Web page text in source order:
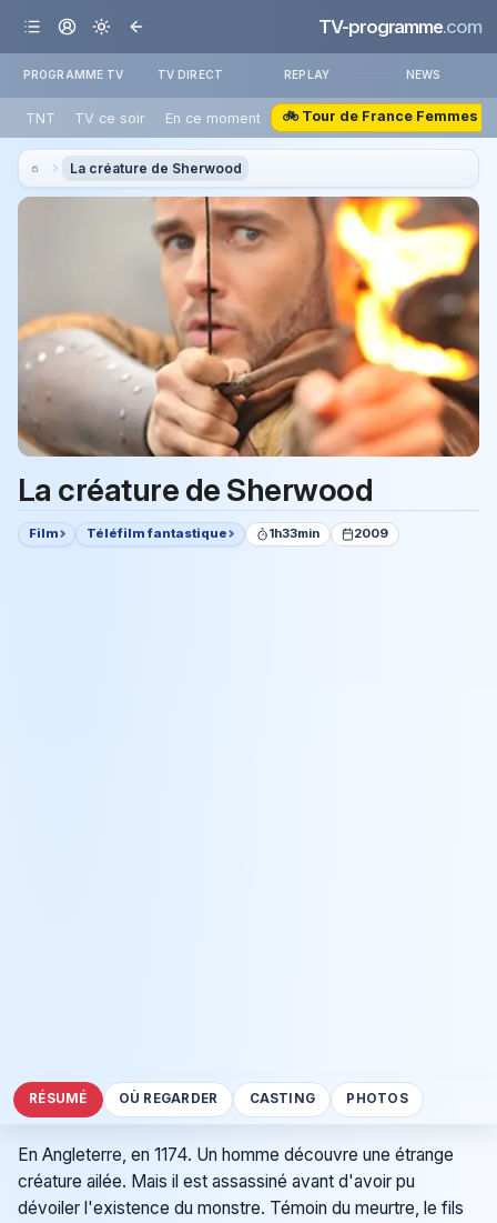
TV-programme.com
PROGRAMME TV TV DIRECT REPLAY NEWS
TNT TV ce soir En ce moment 🚲 Tour de France Femmes
La créature de Sherwood
La créature de Sherwood
Film Téléfilm fantastique 1h33min 2009
RÉSUMÉ OÙ REGARDER CASTING PHOTOS
En Angleterre, en 1174. Un homme découvre une étrange
créature ailée. Mais il est assassiné avant d'avoir pu
dévoiler l'existence du monstre. Témoin du meurtre, le fils